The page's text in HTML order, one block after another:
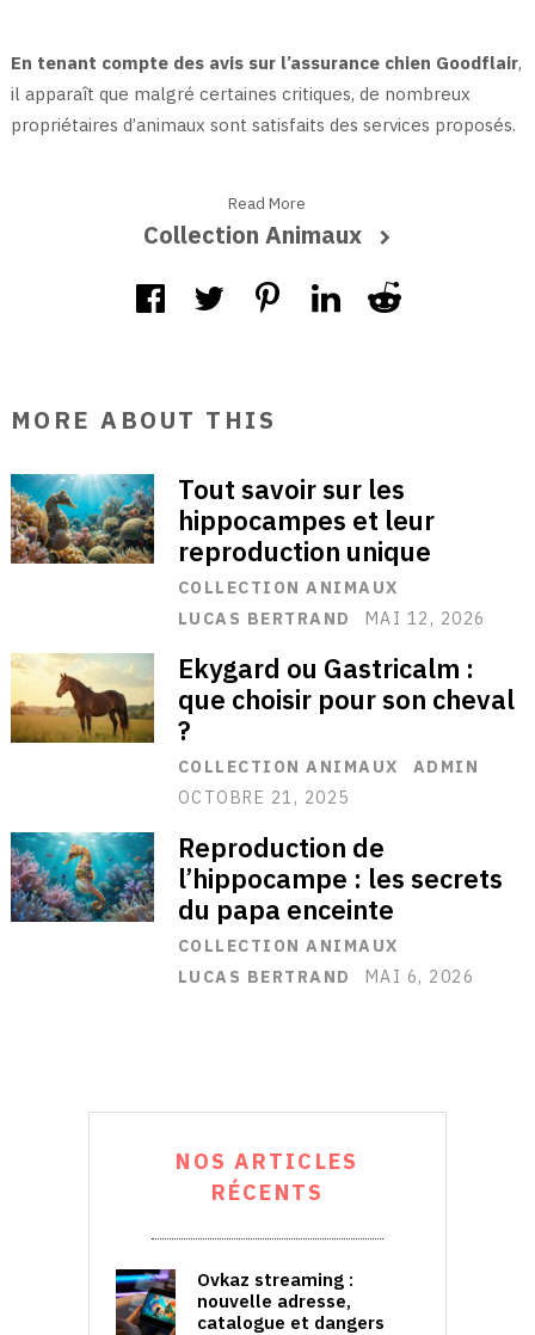
En tenant compte des avis sur l’assurance chien Goodflair,
il apparaît que malgré certaines critiques, de nombreux
propriétaires d’animaux sont satisfaits des services proposés.
Read More
Collection Animaux
MORE ABOUT THIS
Tout savoir sur les
hippocampes et leur
reproduction unique
COLLECTION ANIMAUX
LUCAS BERTRAND
MAI 12, 2026
Ekygard ou Gastricalm :
que choisir pour son cheval
?
COLLECTION ANIMAUX
ADMIN
OCTOBRE 21, 2025
Reproduction de
l’hippocampe : les secrets
du papa enceinte
COLLECTION ANIMAUX
LUCAS BERTRAND
MAI 6, 2026
NOS ARTICLES
RÉCENTS
Ovkaz streaming :
nouvelle adresse,
catalogue et dangers